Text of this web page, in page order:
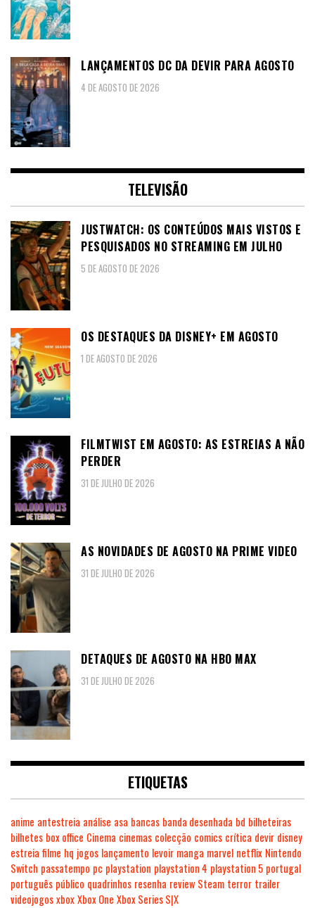
LANÇAMENTOS DC DA DEVIR PARA AGOSTO
4 DE AGOSTO DE 2026
TELEVISÃO
JUSTWATCH: OS CONTEÚDOS MAIS VISTOS E
PESQUISADOS NO STREAMING EM JULHO
5 DE AGOSTO DE 2026
OS DESTAQUES DA DISNEY+ EM AGOSTO
1 DE AGOSTO DE 2026
FILMTWIST EM AGOSTO: AS ESTREIAS A NÃO
PERDER
31 DE JULHO DE 2026
AS NOVIDADES DE AGOSTO NA PRIME VIDEO
31 DE JULHO DE 2026
DETAQUES DE AGOSTO NA HBO MAX
31 DE JULHO DE 2026
ETIQUETAS
anime antestreia análise asa bancas banda desenhada bd bilheteiras
bilhetes box office Cinema cinemas colecção comics crítica devir disney
estreia filme hq jogos lançamento levoir manga marvel netflix Nintendo
Switch passatempo pc playstation playstation 4 playstation 5 portugal
português público quadrinhos resenha review Steam terror trailer
videojogosxboxXbox One Xbox Series S|X